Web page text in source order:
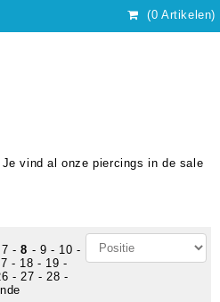
(0 Artikelen)
vind al onze piercings in de sale
7 -8 - 9 - 10 -
- 18 - 19 -
-27 -28 -